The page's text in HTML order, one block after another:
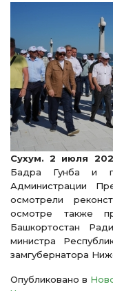
Сухум. 2 июля
Бадра Гунба и
Администрации
осмотрели
осмотре также
Башкортостан
министра
замгубернатора
Опубликовано в